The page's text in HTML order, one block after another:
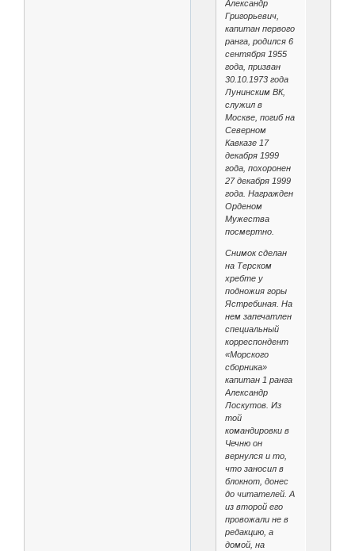
Александр
Григорьевич,
капитан первого
ранга, родился 6
сентября 1955
года, призван
30.10.1973 года
Лунинским ВК,
служил в
Москве, погиб на
Северном
Кавказе 17
декабря 1999
года, похоронен
27 декабря 1999
года. Награжден
Орденом
Мужества
посмертно.
Снимок сделан
на Терском
хребте у
подножия горы
Ястребиная. На
нем запечатлен
специальный
корреспондент
«Морского
сборника»
капитан 1 ранга
Александр
Лоскутов. Из
той
командировки в
Чечню он
вернулся и то,
что заносил в
блокнот, донес
до читателей. А
из второй его
провожали не в
редакцию, а
домой, на